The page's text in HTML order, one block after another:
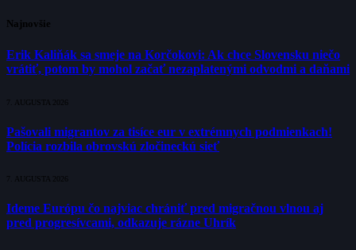
Najnovšie
Erik Kaliňák sa smeje na Korčokovi: Ak chce Slovensku niečo
vrátiť, potom by mohol začať nezaplatenými odvodmi a daňami
7. AUGUSTA 2026
Pašovali migrantov za tisíce eur v extrémnych podmienkach!
Polícia rozbila obrovskú zločineckú sieť
7. AUGUSTA 2026
Ideme Európu čo najviac chrániť pred migračnou vlnou aj
pred progresívcami, odkazuje rázne Uhrík